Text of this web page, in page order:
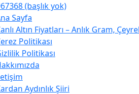
(başlık yok)
Sayfa
Altın Fiyatları – Anlık Gram,
Politikası
Politikası
Aydınlık Şiiri